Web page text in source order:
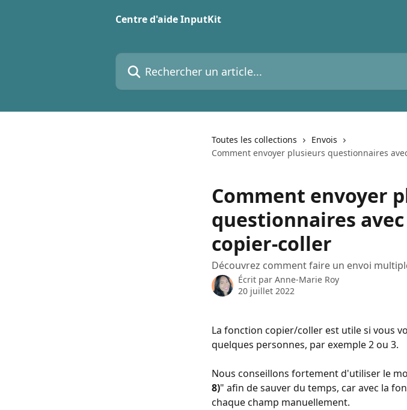
Centre d'aide InputKit
Rechercher un article...
Toutes les collections
Envois
Comment envoyer plusieurs questionnaires
Comment envoyer
questionnaires
copier-coller
Découvrez comment faire un envoi
Écrit par Anne-Marie Roy
20 juillet 2022
La fonction copier/coller est utile si vous
quelques personnes, par exemple 2 ou 3.
Nous conseillons fortement d'utiliser le
8)" afin de sauver du temps, car avec la
chaque champ manuellement.